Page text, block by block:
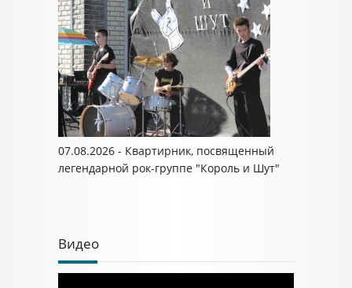
07.08.2026 - Квартирник, посвященный
легендарной рок-группе "Король и Шут"
Видео